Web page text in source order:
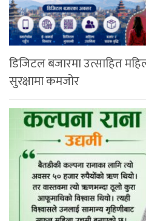
डिजिटल बजारमा उत्साहित
सुरक्षामा कमजोर